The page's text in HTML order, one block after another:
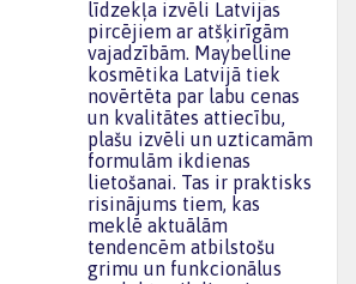
līdzekļa izvēli Latvijas
pircējiem ar atšķirīgām
vajadzībām. Maybelline
kosmētika Latvijā tiek
novērtēta par labu cenas
un kvalitātes attiecību,
plašu izvēli un uzticamām
formulām ikdienas
lietošanai. Tas ir praktisks
risinājums tiem, kas
meklē aktuālām
tendencēm atbilstošu
grimu un funkcionālus